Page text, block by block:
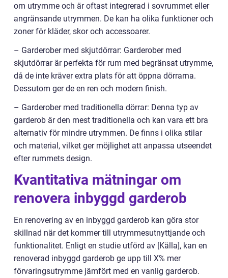
om utrymme och är oftast integrerad i sovrummet eller
angränsande utrymmen. De kan ha olika funktioner och
zoner för kläder, skor och accessoarer.
– Garderober med skjutdörrar: Garderober med
skjutdörrar är perfekta för rum med begränsat utrymme,
då de inte kräver extra plats för att öppna dörrarna.
Dessutom ger de en ren och modern finish.
– Garderober med traditionella dörrar: Denna typ av
garderob är den mest traditionella och kan vara ett bra
alternativ för mindre utrymmen. De finns i olika stilar
och material, vilket ger möjlighet att anpassa utseendet
efter rummets design.
Kvantitativa mätningar om
renovera inbyggd garderob
En renovering av en inbyggd garderob kan göra stor
skillnad när det kommer till utrymmesutnyttjande och
funktionalitet. Enligt en studie utförd av [Källa], kan en
renoverad inbyggd garderob ge upp till X% mer
förvaringsutrymme jämfört med en vanlig garderob.